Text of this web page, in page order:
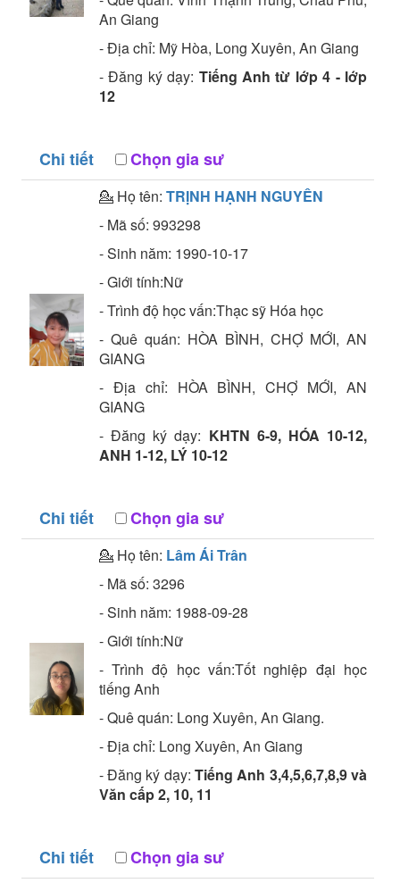
An Giang
- Địa chỉ: Mỹ Hòa, Long Xuyên, An Giang
- Đăng ký dạy: Tiếng Anh từ lớp 4 - lớp
12
Chi tiết Chọn gia sư
💁 Họ tên: TRỊNH HẠNH NGUYÊN
- Mã số: 993298
- Sinh năm: 1990-10-17
- Giới tính:Nữ
- Trình độ học vấn:Thạc sỹ Hóa học
- Quê quán: HÒA BÌNH, CHỢ MỚI, AN
GIANG
- Địa chỉ: HÒA BÌNH, CHỢ MỚI, AN
GIANG
- Đăng ký dạy: KHTN 6-9, HÓA 10-12,
ANH 1-12, LÝ 10-12
Chi tiết Chọn gia sư
💁 Họ tên: Lâm Ái Trân
- Mã số: 3296
- Sinh năm: 1988-09-28
- Giới tính:Nữ
- Trình độ học vấn:Tốt nghiệp đại học
tiếng Anh
- Quê quán: Long Xuyên, An Giang.
- Địa chỉ: Long Xuyên, An Giang
- Đăng ký dạy:Tiếng Anh 3,4,5,6,7,8,9 và
Văn cấp 2, 10, 11
Chi tiết Chọn gia sư